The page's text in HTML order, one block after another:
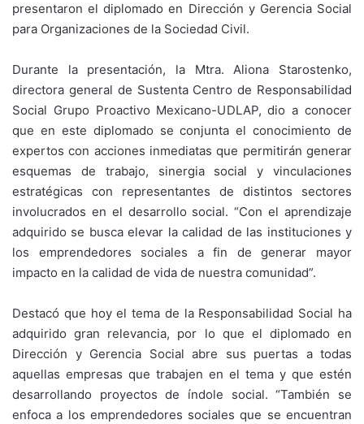
presentaron el diplomado en Dirección y Gerencia Social
para Organizaciones de la Sociedad Civil.
Durante la presentación, la Mtra. Aliona Starostenko,
directora general de Sustenta Centro de Responsabilidad
Social Grupo Proactivo Mexicano-UDLAP, dio a conocer
que en este diplomado se conjunta el conocimiento de
expertos con acciones inmediatas que permitirán generar
esquemas de trabajo, sinergia social y vinculaciones
estratégicas con representantes de distintos sectores
involucrados en el desarrollo social. “Con el aprendizaje
adquirido se busca elevar la calidad de las instituciones y
los emprendedores sociales a fin de generar mayor
impacto en la calidad de vida de nuestra comunidad”.
Destacó que hoy el tema de la Responsabilidad Social ha
adquirido gran relevancia, por lo que el diplomado en
Dirección y Gerencia Social abre sus puertas a todas
aquellas empresas que trabajen en el tema y que estén
desarrollando proyectos de índole social. “También se
enfoca a los emprendedores sociales que se encuentran